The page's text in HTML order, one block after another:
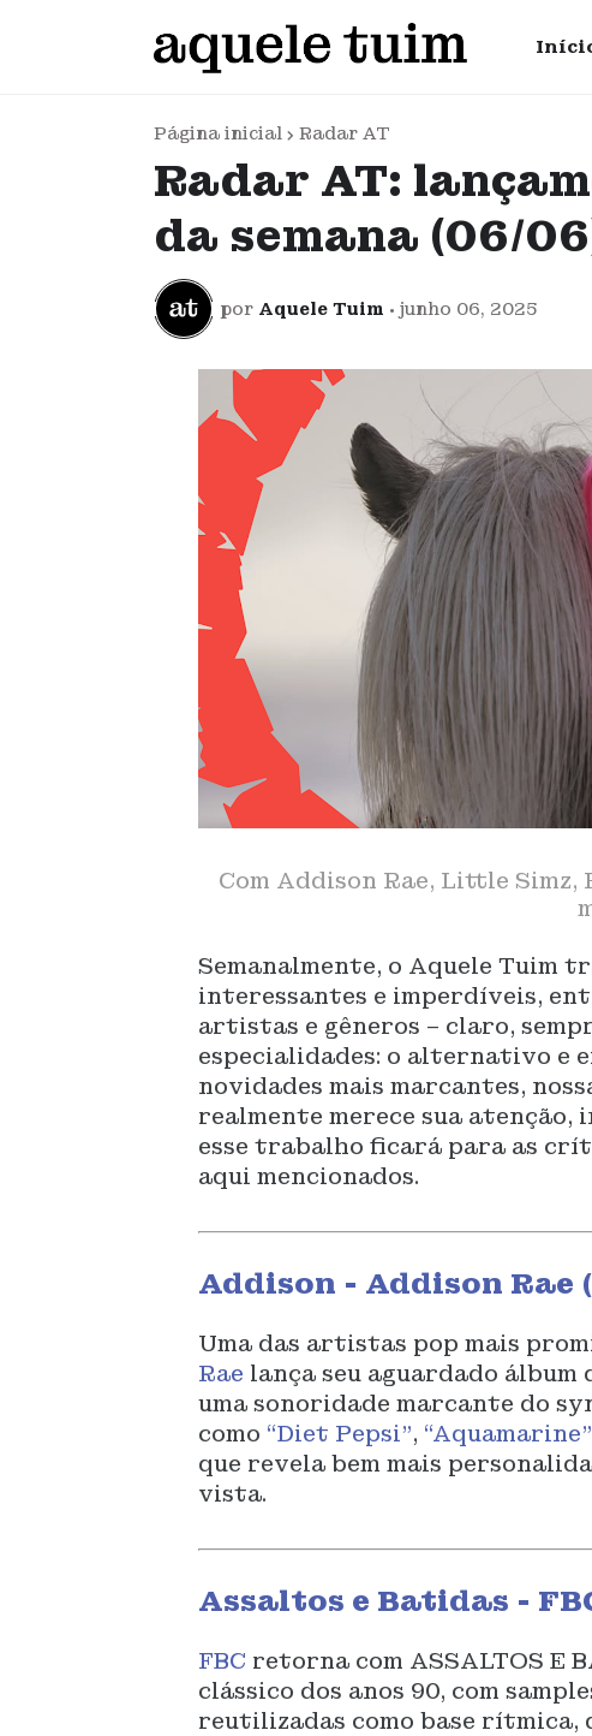
Página inicial Radar AT
Radar AT:
da semana (06/
por Aquele Tuim • junho 06, 2025
Com Addison Rae, Little
Semanalmente, o Aquele Tuim
interessantes e imperdíveis,
artistas e gêneros – claro,
especialidades: o alternativo e
novidades mais marcantes,
realmente merece sua atenção,
esse trabalho ficará para as
aqui mencionados.
Addison - Addison Rae
Uma das artistas pop mais
Rae lança seu aguardado álbum
uma sonoridade marcante do
como “Diet Pepsi”, “Aquamarine”
que revela bem mais
vista.
Assaltos e Batidas -
FBC retorna com ASSALTOS E
clássico dos anos 90, com
reutilizadas como base rítmica,